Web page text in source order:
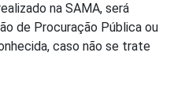
na SAMA, será
de Procuração Pública ou
caso não se trate